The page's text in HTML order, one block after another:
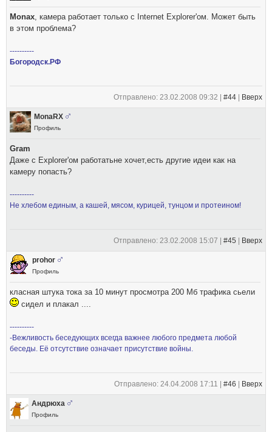
Monax, камера работает только с Internet Explorer'ом. Может быть
в этом проблема?
----------
Богородск.РФ
Отправлено: 23.02.2008 09:32 | #44 Вверх
MonaRХ
Профиль
Gram
Даже с Explorer'ом работатьне хочет,есть другие идеи как на
камеру попасть?
----------
Не хлебом единым, а кашей, мясом, курицей, тунцом и протеином!
Отправлено: 23.02.2008 15:07 | #45 Вверх
prohor
Профиль
класная штука тока за 10 минут просмотра 200 Мб трафика сьели
сидел и плакал ....
----------
-Вежливость беседующих всегда важнее любого предмета любой
беседы. Её отсутствие означает присутствие войны.
Отправлено: 24.04.2008 17:11 | #46 Вверх
Андрюха
Профиль